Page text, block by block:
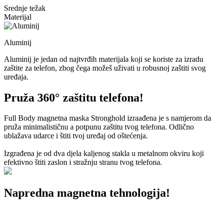
Srednje težak
Materijal
Aluminij
Aluminij je jedan od najtvrđih materijala koji se koriste za izradu
zaštite za telefon, zbog čega možeš uživati u robusnoj zaštiti svog
uređaja.
Pruža 360° zaštitu telefona!
Full Body magnetna maska Stronghold izraađena je s namjerom da
pruža minimalističnu a potpunu zaštitu tvog telefona. Odlično
ublažava udarce i štiti tvoj uređaj od oštećenja.
Izgrađena je od dva djela kaljenog stakla u metalnom okviru koji
efektivno štiti zaslon i stražnju stranu tvog telefona.
Napredna magnetna tehnologija!